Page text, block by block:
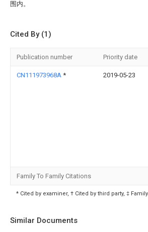
围内。
Cited By (1)
Publication number Priority date
CN111973968A * 2019-05-23
Family To Family Citations
* Cited by examiner, † Cited by third party, ‡
Similar Documents